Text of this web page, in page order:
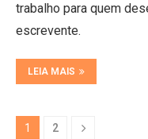
trabalho para quem
escrevente.
LEIA MAIS
1 2